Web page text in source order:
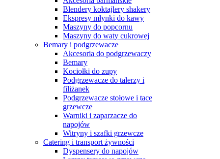
Blendery koktajlery shakery
Ekspresy młynki do kawy
Maszyny do popcornu
Maszyny do waty cukrowej
Bemary i podgrzewacze
Akcesoria do podgrzewaczy
Bemary
Kociołki do zupy
Podgrzewacze do talerzy i
filiżanek
Podgrzewacze stołowe i tace
grzewcze
Warniki i zaparzacze do
napojów
Witryny i szafki grzewcze
Catering i transport żywności
Dyspensery do napojów